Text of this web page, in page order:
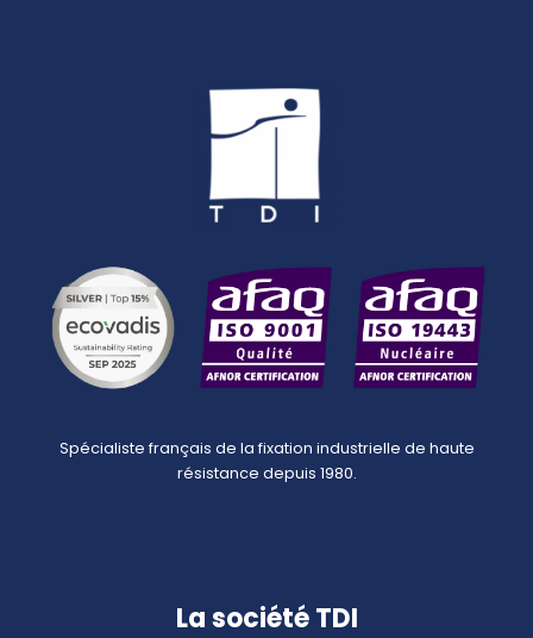
Spécialiste français de la fixation industrielle de haute
résistance depuis 1980.
La société TDI